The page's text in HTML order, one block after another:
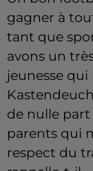
gagner à
tant que
avons un
jeunesse qui
de nulle part
parents qui
respect du